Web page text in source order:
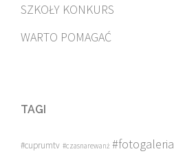
SZKOŁY KONKURS
WARTO POMAGAĆ
TAGI
#cuprumtv #czasnarewanż #fotogaleria